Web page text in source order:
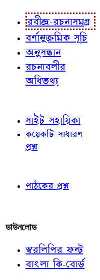
রবীন্দ্র-রচনাসমগ্র
বর্ণানুক্রমিক সূচি
অনুসন্ধান
রচনাবলীর
অধিতথ্য
সাইট সহায়িকা
কয়েকটি সাধারণ
প্রশ্ন
পাঠকের প্রশ্ন
ডাউনলোড
স্বরলিপির ফন্ট
বাংলা কি-বোর্ড